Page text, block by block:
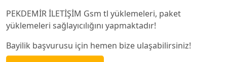
PEKDEMİR İLETİŞİM Gsm tl yüklemeleri, paket
yüklemeleri sağlayıcılığını yapmaktadır!
Bayilik başvurusu için hemen bize ulaşabilirsiniz!